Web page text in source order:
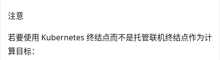
注意
若要使用 Kubernetes 终结点而不是托管联机终结点作为计
算目标：